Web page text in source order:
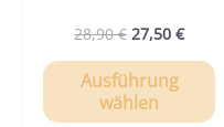
28,90€ 27,50 €
Ausführung
wählen